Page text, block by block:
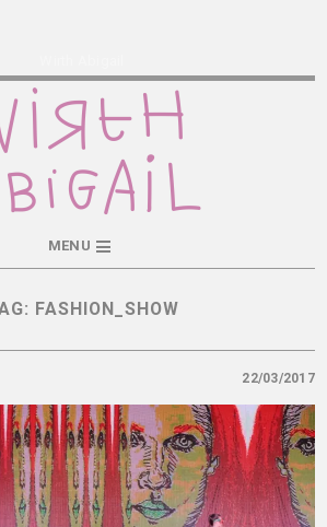
MENU
FASHION_SHOW
22/03/2017